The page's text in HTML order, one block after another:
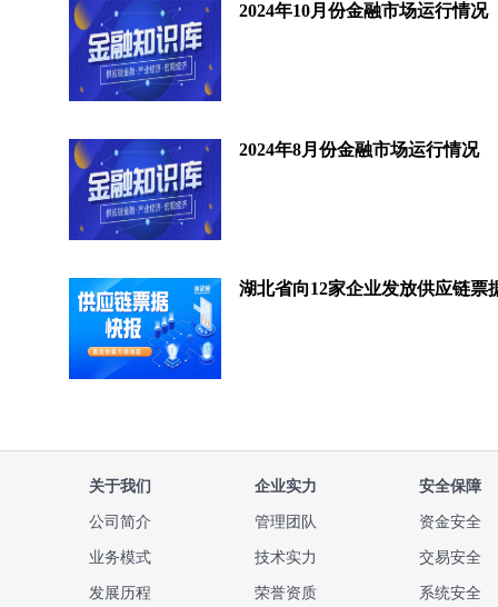
2024年10月份金融市场运行情况
2024年8月份金融市场运行情况
关于我们
公司简介
业务模式
发展历程
企业实力
管理团队
技术实力
荣誉资质
安全保障
资金安全
交易安全
系统安全